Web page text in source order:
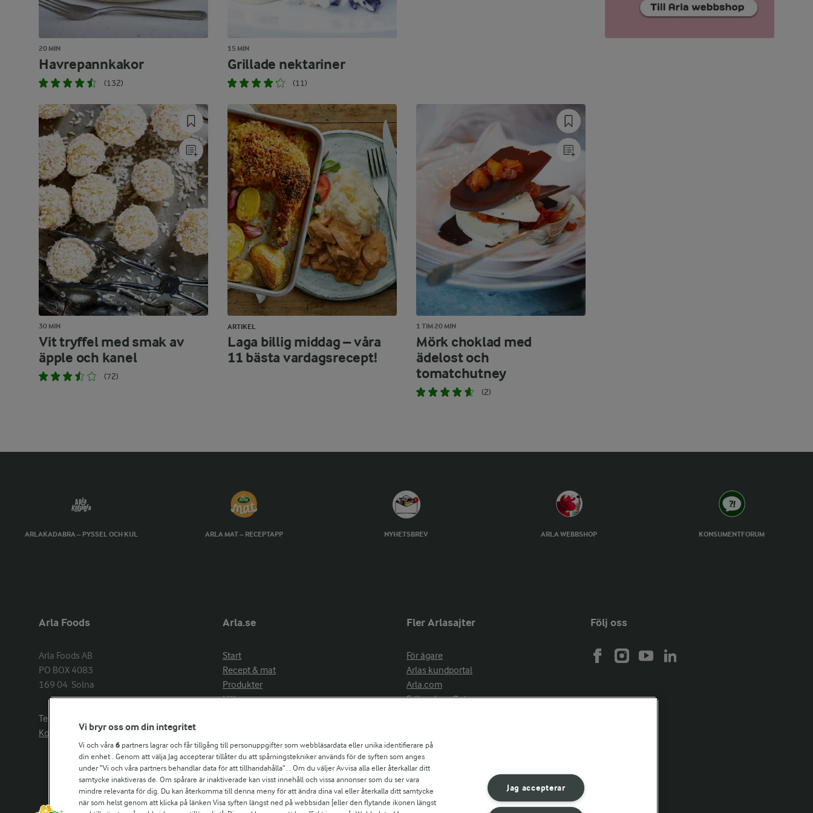
20 MIN
Havrepannkakor
(132)
15 MIN
Grillade nektariner
(11)
30 MIN
Vit tryffel med smak av
äpple och kanel
(72)
ARTIKEL
Laga billig middag – våra
11 bästa vardagsrecept!
1 TIM 20 MIN
Mörk choklad med
ädelost och
tomatchutney
(2)
ARLAKADABRA – PYSSEL OCH KUL ARLA MAT – RECEPTAPP NYHETSBREV ARLA WEBBSHOP KONSUMENTFORUM
Arla Foods
Arla Foods AB
PO BOX 4083
169 04  Solna
Telefon:
Kontakta oss
Arla.se
Start
Recept & mat
Produkter
Hälsa
Aktuellt
Om Arla
Nyheter & press
Jobb & karriär
Kontakta oss
Fler Arlasajter
För ägare
Arlas kundportal
Arla.com
Falbygdens Ost
Följ oss
Vi bryr oss om din integritet
Vi och våra 6 partners lagrar och får tillgång till personuppgifter som webbläsardata eller unika identifierare på
din enhet . Genom att välja Jag accepterar tillåter du att spårningstekniker används för de syften som anges
under ”Vi och våra partners behandlar data för att tillhandahålla”. . Om du väljer Avvisa alla eller återkallar ditt
samtycke inaktiveras de. Om spårare är inaktiverade kan visst innehåll och vissa annonser som du ser vara
mindre relevanta för dig. Du kan återkomma till denna meny för att ändra dina val eller återkalla ditt samtycke
när som helst genom att klicka på länken Visa syften längst ned på webbsidan [eller den flytande ikonen längst
Jag accepterar